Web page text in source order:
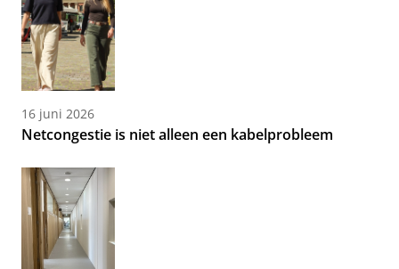
16 juni 2026
Netcongestie is niet alleen een kabelprobleem